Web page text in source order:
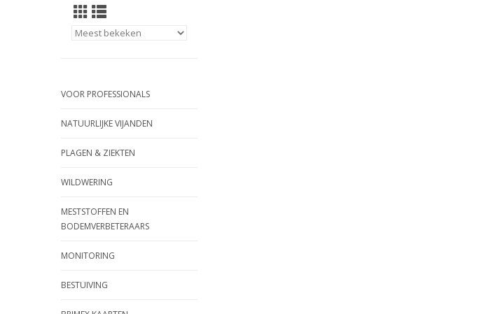
VOOR PROFESSIONALS
NATUURLIJKE VIJANDEN
PLAGEN & ZIEKTEN
WILDWERING
MESTSTOFFEN EN
BODEMVERBETERAARS
MONITORING
BESTUIVING